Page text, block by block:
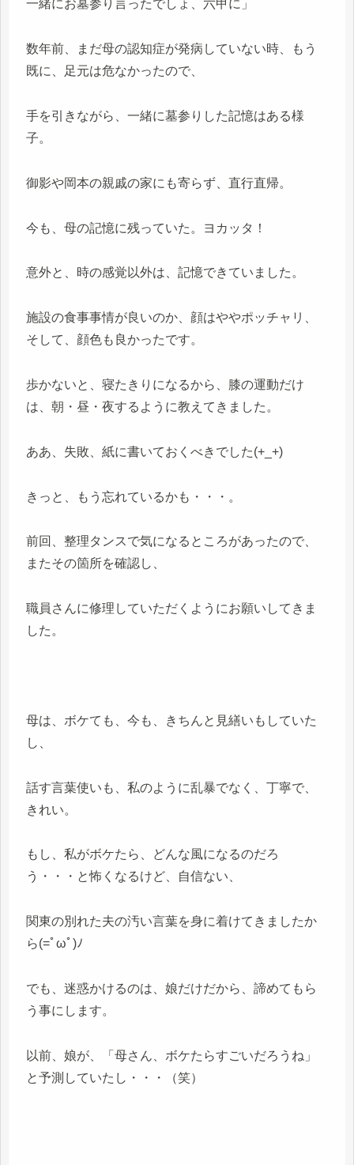
一緒にお墓参り言ったでしょ、六甲に」
数年前、まだ母の認知症が発病していない時、もう
既に、足元は危なかったので、
手を引きながら、一緒に墓参りした記憶はある様
子。
御影や岡本の親戚の家にも寄らず、直行直帰。
今も、母の記憶に残っていた。ヨカッタ！
意外と、時の感覚以外は、記憶できていました。
施設の食事事情が良いのか、顔はややポッチャリ、
そして、顔色も良かったです。
歩かないと、寝たきりになるから、膝の運動だけ
は、朝・昼・夜するように教えてきました。
ああ、失敗、紙に書いておくべきでした(+_+)
きっと、もう忘れているかも・・・。
前回、整理タンスで気になるところがあったので、
またその箇所を確認し、
職員さんに修理していただくようにお願いしてきま
した。
母は、ボケても、今も、きちんと見繕いもしていた
し、
話す言葉使いも、私のように乱暴でなく、丁寧で、
きれい。
もし、私がボケたら、どんな風になるのだろ
う・・・と怖くなるけど、自信ない、
関東の別れた夫の汚い言葉を身に着けてきましたか
ら(=ﾟωﾟ)ﾉ
でも、迷惑かけるのは、娘だけだから、諦めてもら
う事にします。
以前、娘が、「母さん、ボケたらすごいだろうね」
と予測していたし・・・（笑）